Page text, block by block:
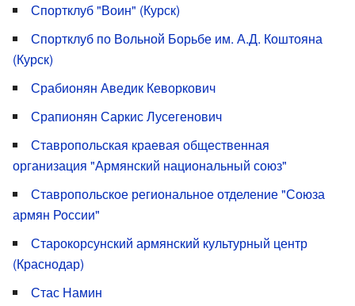
Спортклуб "Воин" (Курск)
Спортклуб по Вольной Борьбе им. А.Д. Коштояна
(Курск)
Срабионян Аведик Кеворкович
Срапионян Саркис Лусегенович
Ставропольская краевая общественная
организация "Армянский национальный союз"
Ставропольское региональное отделение "Союза
армян России"
Старокорсунский армянский культурный центр
(Краснодар)
Стас Намин